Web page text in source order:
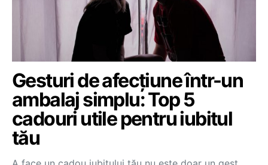
Gesturi de afecțiune într-un
ambalaj simplu: Top 5
cadouri utile pentru iubitul
tău